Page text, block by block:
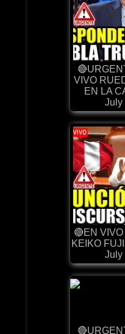
VIVO
EN LA
July
🔴EN
KEIKO
July